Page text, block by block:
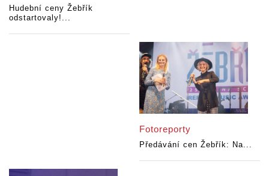
Hudební ceny Žebřík
odstartovaly!...
Fotoreporty
Předávání cen Žebřík: Na...